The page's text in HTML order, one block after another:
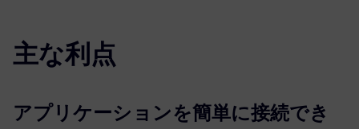
主な利点
アプリケーションを簡単に接続でき